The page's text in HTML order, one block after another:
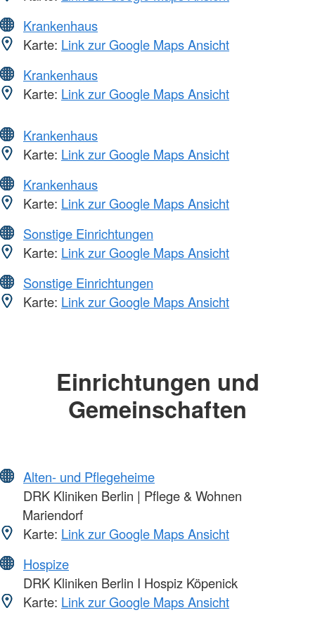
Krankenhaus
Karte: Link zur Google Maps Ansicht
Krankenhaus
Karte: Link zur Google Maps Ansicht
Krankenhaus
Karte: Link zur Google Maps Ansicht
Krankenhaus
Karte: Link zur Google Maps Ansicht
Sonstige Einrichtungen
Karte: Link zur Google Maps Ansicht
Sonstige Einrichtungen
Karte: Link zur Google Maps Ansicht
Einrichtungen und
Gemeinschaften
Alten- und Pflegeheime
DRK Kliniken Berlin | Pflege & Wohnen
Mariendorf
Karte: Link zur Google Maps Ansicht
Hospize
DRK Kliniken Berlin I Hospiz Köpenick
Karte: Link zur Google Maps Ansicht